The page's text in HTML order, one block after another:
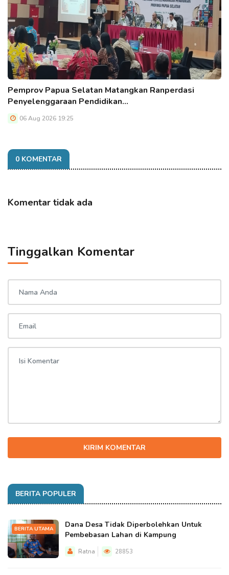
Pemprov Papua Selatan Matangkan Ranperdasi
Penyelenggaraan Pendidikan…
06 Aug 2026 19:25
0 KOMENTAR
Komentar tidak ada
Tinggalkan Komentar
KIRIM KOMENTAR
BERITA POPULER
BERITA UTAMA
Dana Desa Tidak Diperbolehkan Untuk
Pembebasan Lahan di Kampung
Ratna 28853